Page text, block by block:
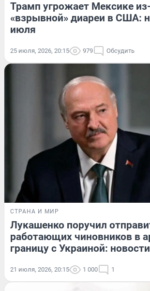
Трамп угрожает Мексике
«взрывной» диареи в США:
июля
25 июля, 2026, 20:15 979 Обсудить
СТРАНА И МИР
Лукашенко поручил
работающих чиновников в
границу с Украиной:
21 июля, 2026, 20:15 1 000 1